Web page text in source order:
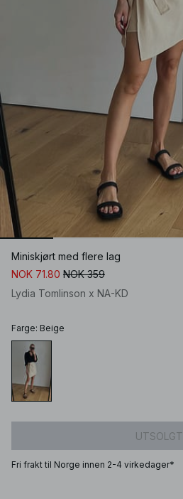
Miniskjørt med flere lag
NOK 71.80 NOK 359
Lydia Tomlinson x NA-KD
Farge: Beige
UTSOLGT
Fri frakt til Norge innen 2-4 virkedager*